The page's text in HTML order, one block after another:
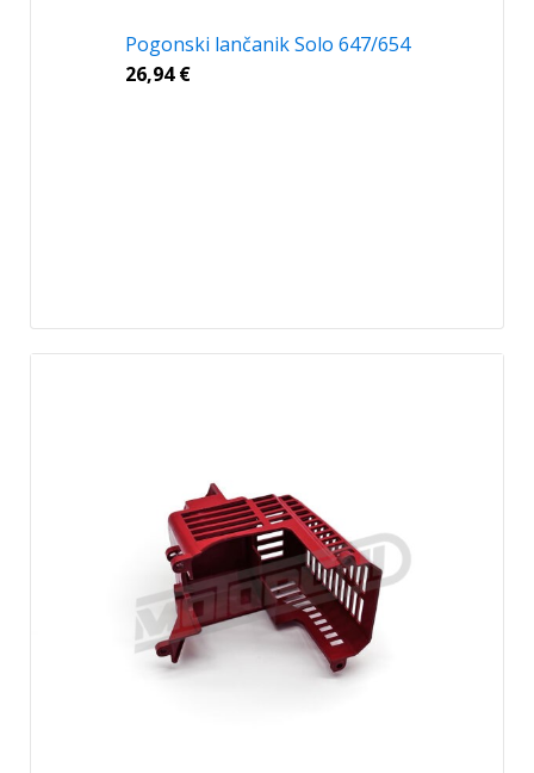
Pogonski lančanik Solo 647/654
26,94€